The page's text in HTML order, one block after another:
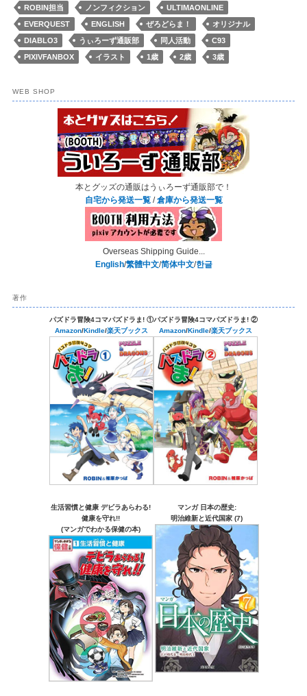
ROBIN担当 ノンフィクション
ULTIMAONLINE
EVERQUEST
ENGLISH ぜろどらま！
オリジナル
DIABLO3
うぃろーず通販部 同人活動
C93
PIXIVFANBOX
イラスト 1歳 2歳 3歳
WEB SHOP
本とグッズの通販はうぃろーず通販部で！
自宅から発送一覧/倉庫から発送一覧
Overseas Shipping Guide...
English/繁體中文/简体中文/한글
著作
パズドラ冒険4コマパズドラま! ①
Amazon/Kindle/楽天ブックス
パズドラ冒険4コマパズドラま! ②
Amazon/Kindle/楽天ブックス
生活習慣と健康 デビラあらわる!
健康を守れ!!
(マンガでわかる保健の本)
マンガ 日本の歴史:
明治維新と近代国家 (7)